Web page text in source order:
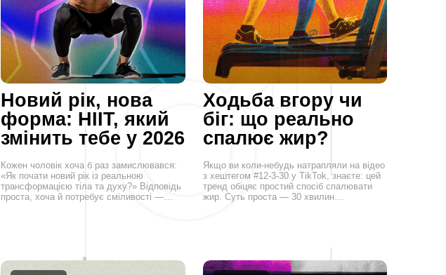
Новий рік, нова
форма: HIIT, який
змінить тебе у 2026
Кожен чоловік хоча б раз замислювався:
«Як почати новий рік із реальною
трансформацією тіла та духу?» Відповідь
проста, хоча й потребує сміливості —…
Ходьба вгору чи
біг: що реально
спалює жир?
Якщо ви коли-небудь натрапляли на відео
з хештегом #12-3-30 у TikTok, знаєте: цей
тренд обіцяє простий спосіб спалювати
жир. Суть проста — 30 хвилин…